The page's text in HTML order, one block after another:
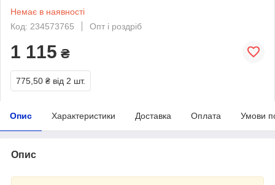
Немає в наявності
Код: 234573765
Опт і роздріб
1 115 ₴
775,50 ₴ від 2 шт.
Опис Характеристики Доставка Оплата Умови
Опис